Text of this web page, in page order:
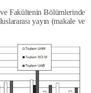
Fakültenin Bölümlerinde
yayın (makale ve